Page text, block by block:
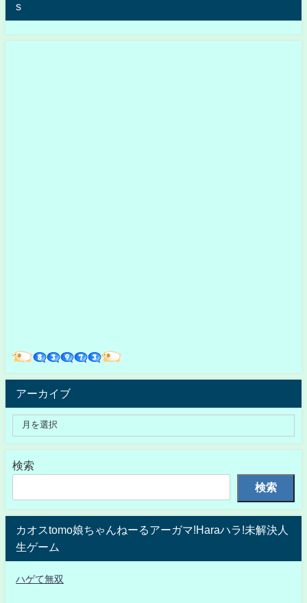
s
アーカイブ
検索
検索
カオスtomo娘ちゃんねーるアーガマ!Haraハラ!未解決人
生ゲーム
ハゲて無双